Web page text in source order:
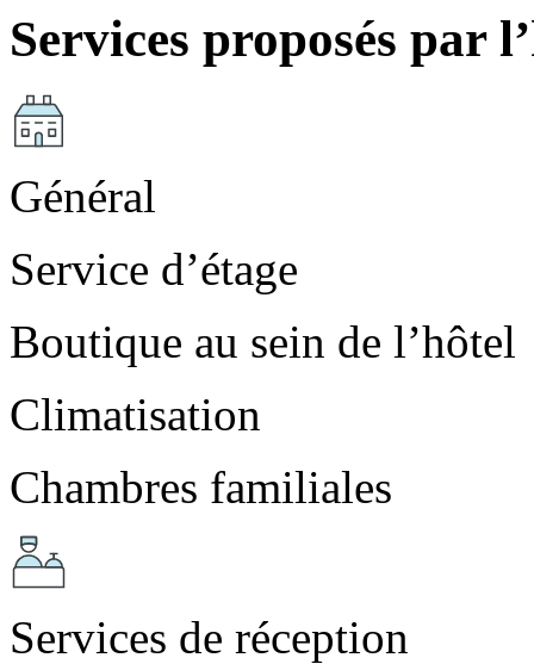
Services proposés par
Général
Service d’étage
Boutique au sein de l’hôtel
Climatisation
Chambres familiales
Services de réception